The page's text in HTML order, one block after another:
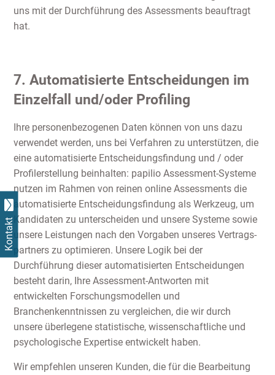
uns mit der Durchführung des Assessments beauftragt
hat.
7. Automatisierte Entscheidungen im
Einzelfall und/oder Profiling
Ihre personenbezogenen Daten können von uns dazu
verwendet werden, uns bei Verfahren zu unterstützen, die
eine automatisierte Entscheidungsfindung und / oder
Profilerstellung beinhalten: papilio Assessment-Systeme
nutzen im Rahmen von reinen online Assessments die
automatisierte Entscheidungsfindung als Werkzeug, um
Kandidaten zu unterscheiden und unsere Systeme sowie
unsere Leistungen nach den Vorgaben unseres Vertrags-
partners zu optimieren. Unsere Logik bei der
Durchführung dieser automatisierten Entscheidungen
besteht darin, Ihre Assessment-Antworten mit
entwickelten Forschungsmodellen und
Branchenkenntnissen zu vergleichen, die wir durch
unsere überlegene statistische, wissenschaftliche und
psychologische Expertise entwickelt haben.
Wir empfehlen unseren Kunden, die für die Bearbeitung
Kontakt